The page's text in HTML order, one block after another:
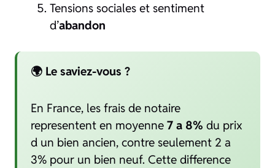
Tensions sociales et sentiment
d’abandon
🌍 Le saviez-vous ?
En France, les frais de notaire
representent en moyenne 7 a 8% du prix
d un bien ancien, contre seulement 2 a
3% pour un bien neuf. Cette difference